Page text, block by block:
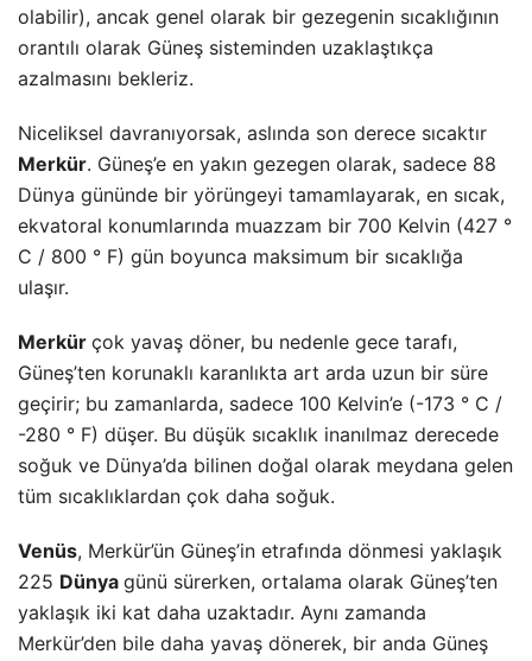
olabilir), ancak genel olarak bir gezegenin sıcaklığının
orantılı olarak Güneş sisteminden uzaklaştıkça
azalmasını bekleriz.
Niceliksel davranıyorsak, aslında son derece sıcaktır
Merkür. Güneş’e en yakın gezegen olarak, sadece 88
Dünya gününde bir yörüngeyi tamamlayarak, en sıcak,
ekvatoral konumlarında muazzam bir 700 Kelvin (427 °
C / 800 ° F) gün boyunca maksimum bir sıcaklığa
ulaşır.
Merkür çok yavaş döner, bu nedenle gece tarafı,
Güneş’ten korunaklı karanlıkta art arda uzun bir süre
geçirir; bu zamanlarda, sadece 100 Kelvin’e (-173 ° C /
-280 ° F) düşer. Bu düşük sıcaklık inanılmaz derecede
soğuk ve Dünya’da bilinen doğal olarak meydana gelen
tüm sıcaklıklardan çok daha soğuk.
Venüs, Merkür’ün Güneş’in etrafında dönmesi yaklaşık
225 Dünya günü sürerken, ortalama olarak Güneş’ten
yaklaşık iki kat daha uzaktadır. Aynı zamanda
Merkür’den bile daha yavaş dönerek, bir anda Güneş